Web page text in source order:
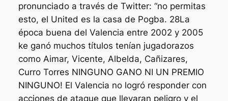
pronunciado a través de Twitter: “no permitas
esto, el United es la casa de Pogba. 28La
época buena del Valencia entre 2002 y 2005
ke ganó muchos títulos tenían jugadorazos
como Aimar, Vicente, Albelda, Cañizares,
Curro Torres NINGUNO GANO NI UN PREMIO
NINGUNO! El Valencia no logró responder con
acciones de ataque que llevaran peligro y el